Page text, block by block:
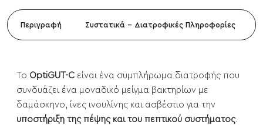
Περιγραφή Συστατικά - Διατροφικές Πληροφορίες
Το OptiGUT-C είναι ένα συμπλήρωμα διατροφής που
συνδυάζει ένα μοναδικό μείγμα βακτηρίων με
δαμάσκηνο, ίνες ινουλίνης και ασβέστιο για την
υποστήριξη της πέψης και του πεπτικού συστήματος.